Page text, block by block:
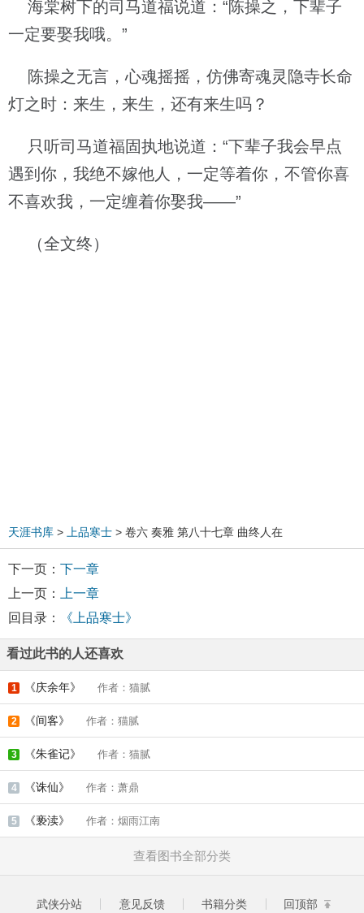
海棠树下的司马道福说道：“陈操之，下辈子
一定要娶我哦。”
陈操之无言，心魂摇摇，仿佛寄魂灵隐寺长命
灯之时：来生，来生，还有来生吗？
只听司马道福固执地说道：“下辈子我会早点
遇到你，我绝不嫁他人，一定等着你，不管你喜
不喜欢我，一定缠着你娶我——”
（全文终）
天涯书库 > 上品寒士 > 卷六 奏雅 第八十七章 曲终人在
下一页： 下一章
上一页：
上一章
回目录：
《上品寒士》
看过此书的人还喜欢
1 《庆余年》 作者：猫腻
2 《间客》 作者：猫腻
3 《朱雀记》 作者：猫腻
4 《诛仙》 作者：萧鼎
5 《亵渎》 作者：烟雨江南
查看图书全部分类
武侠分站 意见反馈 书籍分类 回顶部